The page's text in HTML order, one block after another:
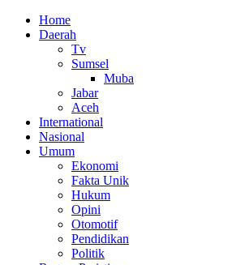
Home
Daerah
Tv
Sumsel
Muba
Jabar
Aceh
International
Nasional
Umum
Ekonomi
Fakta Unik
Hukum
Opini
Otomotif
Pendidikan
Politik